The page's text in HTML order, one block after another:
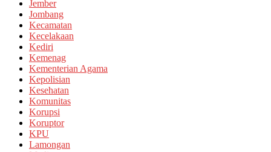
Jember
Jombang
Kecamatan
Kecelakaan
Kediri
Kemenag
Kementerian Agama
Kepolisian
Kesehatan
Komunitas
Korupsi
Koruptor
KPU
Lamongan